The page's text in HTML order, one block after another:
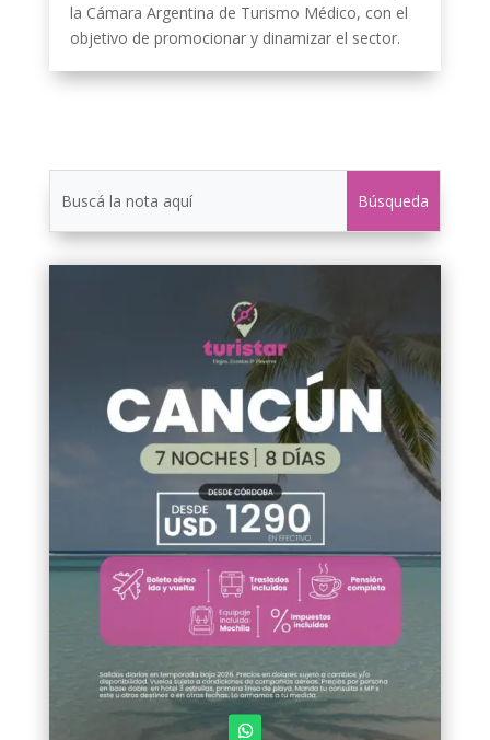
la Cámara Argentina de Turismo Médico, con el
objetivo de promocionar y dinamizar el sector.